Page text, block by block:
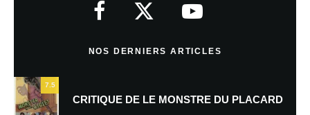
NOS DERNIERS ARTICLES
7.5
CRITIQUE DE LE MONSTRE DU PLACARD